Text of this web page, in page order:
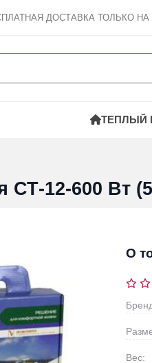
ДОСТАВКА ТОЛЬКО НА
ТЕПЛЫЙ
СТ-12-600 Вт
О
Вес: